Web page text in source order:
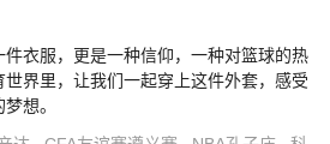
衣服，更是一种信仰，一种对篮球的热
界里，让我们一起穿上这件外套，感受
想。